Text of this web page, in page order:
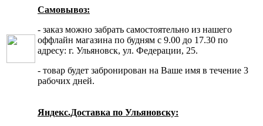
Самовывоз:
- заказ можно забрать самостоятельно из нашего
оффлайн магазина по будням с 9.00 до 17.30 по
адресу: г. Ульяновск, ул. Федерации, 25.
- товар будет забронирован на Ваше имя в течение 3
рабочих дней.
Яндекс.Доставка по Ульяновску: